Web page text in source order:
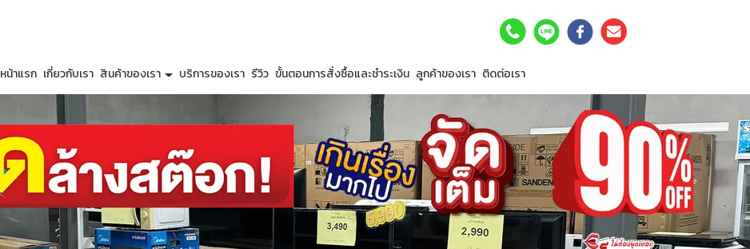
หน้าแรก เกี่ยวกับเรา สินค้าของเรา บริการของเรา รีวิว ขั้นตอนการสั่งซื้อและชำระเงิน ลูกค้าของเรา ติดต่อเรา